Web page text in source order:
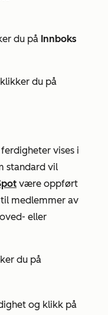
du på Innboks
klikker du på
vises i
standard vil
være oppført
medlemmer av
eller
du på
og klikk på